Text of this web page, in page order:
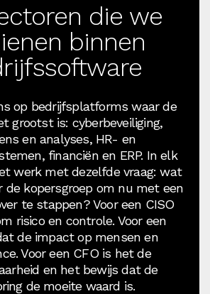
die we
binnen
op bedrijfsplatforms waar de
grootst is: cyberbeveiliging,
en analyses, HR- en
financiën en ERP. In elk
werk met dezelfde vraag: wat
de kopersgroep om nu met een
te stappen? Voor een CISO
risico en controle. Voor een
de impact op mensen en
Voor een CFO is het de
en het bewijs dat de
de moeite waard is.